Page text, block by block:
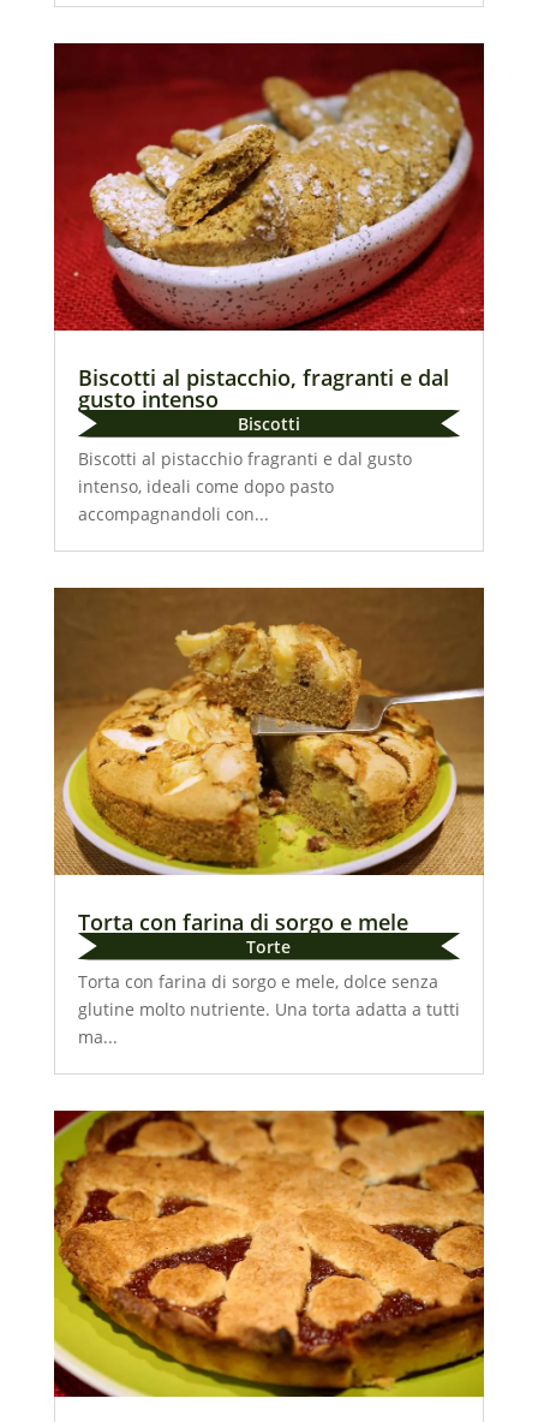
Biscotti al pistacchio, fragranti e dal
gusto intenso
Biscotti
Biscotti al pistacchio fragranti e dal gusto
intenso, ideali come dopo pasto
accompagnandoli con...
Torta con farina di sorgo e mele
Torte
Torta con farina di sorgo e mele, dolce senza
glutine molto nutriente. Una torta adatta a tutti
ma...